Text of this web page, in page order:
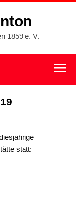
1859 e. V.
statt: